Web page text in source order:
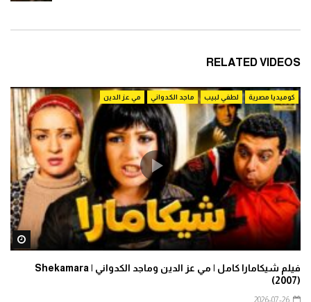
RELATED VIDEOS
كوميديا مصرية لطفي لبيب ماجد الكدواني مي عز الدين
فيلم شيكامارا كامل | مي عز الدين وماجد الكدواني | Shekamara
(2007)